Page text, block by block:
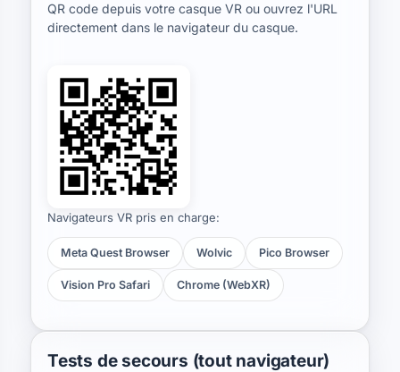
QR code depuis votre casque VR ou ouvrez l'URL
directement dans le navigateur du casque.
Navigateurs VR pris en charge:
Meta Quest Browser Wolvic Pico Browser
Vision Pro Safari Chrome (WebXR)
Tests de secours (tout navigateur)